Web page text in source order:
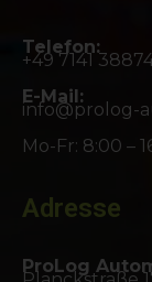
Telefon:
+49 7141
E-Mail:
info@prolog-
Mo-Fr: 8:00 –
Adresse
ProLog